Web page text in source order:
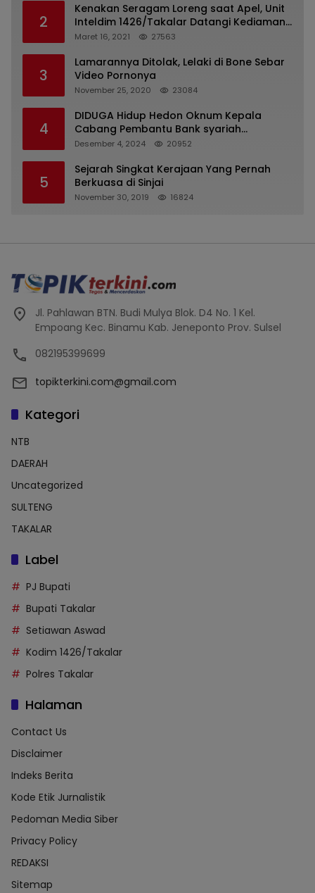
2
Kenakan Seragam Loreng saat Apel, Unit
Inteldim 1426/Takalar Datangi Kediaman
Kasatpol PP
Maret 16, 2021 27563
3
Lamarannya Ditolak, Lelaki di Bone Sebar
Video Pornonya
November 25, 2020 23084
4
DIDUGA Hidup Hedon Oknum Kepala
Cabang Pembantu Bank syariah
Indonesia Unit Hasan Basri di Banjarmasin
Milyaran Rupiah dan Bilyet Giro Tidak
Terdaftar, OJK Kalsel : Bertemu Tanggal 11
Desember 4, 2024 20952
5
Sejarah Singkat Kerajaan Yang Pernah
Berkuasa di Sinjai
November 30, 2019 16824
Jl. Pahlawan BTN. Budi Mulya Blok. D4 No. 1 Kel.
Empoang Kec. Binamu Kab. Jeneponto Prov. Sulsel
082195399699
topikterkini.com@gmail.com
Kategori
NTB
DAERAH
Uncategorized
SULTENG
TAKALAR
Label
PJ Bupati
Bupati Takalar
Setiawan Aswad
Kodim 1426/Takalar
Polres Takalar
Halaman
Contact Us
Disclaimer
Indeks Berita
Kode Etik Jurnalistik
Pedoman Media Siber
Privacy Policy
REDAKSI
Sitemap